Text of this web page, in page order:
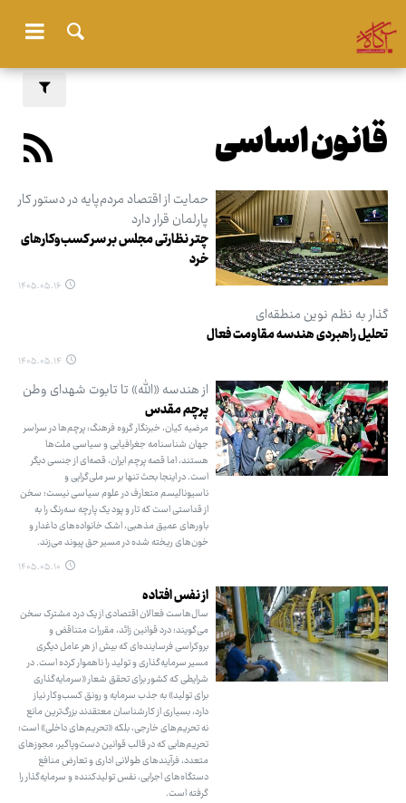
قانون اساسی
حمایت از اقتصاد مردم‌پایه در دستور کار
پارلمان قرار دارد
چتر نظارتی مجلس بر سر کسب‌وکارهای
خرد
۱۴۰۵.۰۵.۱۶
گذار به نظم نوین منطقه‌ای
تحلیل راهبردی هندسه مقاومت فعال
۱۴۰۵.۰۵.۱۴
از هندسه «الله» تا تابوت شهدای وطن
پرچم مقدس
مرضیه کیان، خبرنگار گروه فرهنگ: پرچم‌ها در سراسر
جهان شناسنامه جغرافیایی و سیاسی ملت‌ها
هستند، اما قصه پرچم ایران، قصه‌ای از جنسی دیگر
است. در اینجا بحث تنها بر سر ملی‌گرایی و
ناسیونالیسم متعارف در علوم سیاسی نیست؛ سخن
از قداستی است که تار و پود یک پارچه سه‌رنگ را به
باورهای عمیق مذهبی، اشک خانواده‌های داغدار و
خون‌های ریخته شده در مسیر حق پیوند می‌زند.
۱۴۰۵.۰۵.۱۰
از نفس افتاده
سال‌هاست فعالان اقتصادی از یک درد مشترک سخن
می‌گویند؛ درد قوانین زائد، مقررات متناقض و
بروکراسی فرساینده‌ای که بیش از هر عامل دیگری
مسیر سرمایه‌گذاری و تولید را ناهموار کرده است. در
شرایطی که کشور برای تحقق شعار «سرمایه‌گذاری
برای تولید» به جذب سرمایه و رونق کسب‌وکار نیاز
دارد، بسیاری از کارشناسان معتقدند بزرگ‌ترین مانع
نه تحریم‌های خارجی، بلکه «تحریم‌های داخلی» است؛
تحریم‌هایی که در قالب قوانین دست‌وپاگیر، مجوزهای
متعدد، فرآیندهای طولانی اداری و تعارض منافع
دستگاه‌های اجرایی، نفس تولیدکننده و سرمایه‌گذار را
گرفته است.